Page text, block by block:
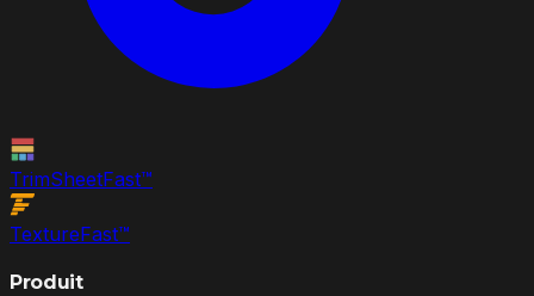
TrimSheetFast™
TextureFast™
Produit